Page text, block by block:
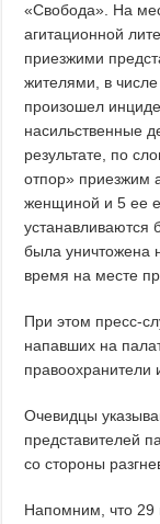
«Свобода». На
агитационной
приезжими
жителями, в
произошел
насильственные
результате, по
отпор» приезжим
женщиной и 5 ее
устанавливаются
была уничтожена
время на месте
При этом пресс-
напавших на
правоохранители
Очевидцы
представителей
со стороны
Напомним, что 29